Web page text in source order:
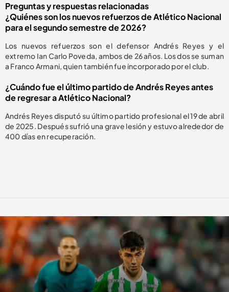
Preguntas y respuestas relacionadas
¿Quiénes son los nuevos refuerzos de Atlético Nacional
para el segundo semestre de 2026?
Los nuevos refuerzos son el defensor Andrés Reyes y el
extremo Ian Carlo Poveda, ambos de 26 años. Los dos se suman
a Franco Armani, quien también fue incorporado por el club.
¿Cuándo fue el último partido de Andrés Reyes antes
de regresar a Atlético Nacional?
Andrés Reyes disputó su último partido profesional el 19 de abril
de 2025. Después sufrió una grave lesión y estuvo alrededor de
400 días en recuperación.